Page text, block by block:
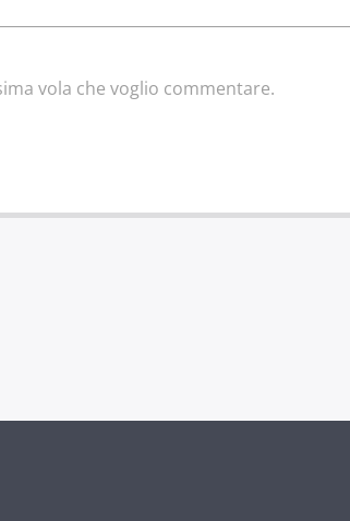
vola che voglio commentare.